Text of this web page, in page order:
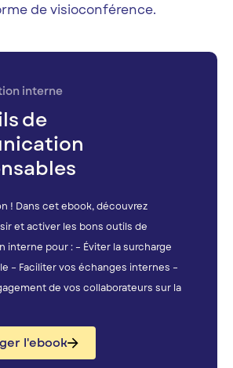
de visioconférence.
interne
de
! Dans cet ebook, découvrez
et activer les bons outils de
interne pour : – Éviter la surcharge
– Faciliter vos échanges internes –
de vos collaborateurs sur la
l'ebook